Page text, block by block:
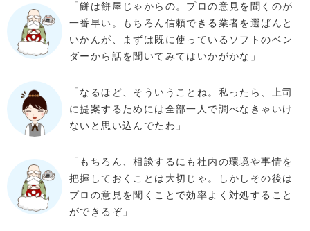
「餅は餅屋じゃからの。プロの意見を聞くのが
一番早い。もちろん信頼できる業者を選ばんと
いかんが、まずは既に使っているソフトのベン
ダーから話を聞いてみてはいかがかな」
「なるほど、そういうことね。私ったら、上司
に提案するためには全部一人で調べなきゃいけ
ないと思い込んでたわ」
「もちろん、相談するにも社内の環境や事情を
把握しておくことは大切じゃ。しかしその後は
プロの意見を聞くことで効率よく対処すること
ができるぞ」